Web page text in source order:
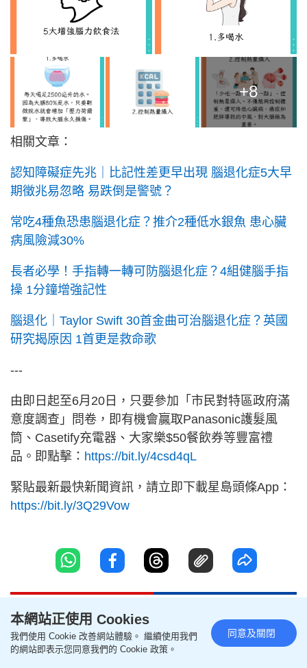
+8
相關文章：
認知障礙症先兆｜比記性差更早出現 腦退化症5大早
期徵兆易忽略 易跌倒是警號？
常吃4種魚恐患腦退化症？推介2種低水銀魚 患心臟
病風險減30%
長者必學！手指轉一轉可防腦退化症？4組健腦手指
操 1分鐘增強記性
腦退化｜Taylor Swift 30首金曲可治腦退化症？英國
研究揭原因 1首更是救命歌
---
由即日起至6月20日，只要參加「市民對特區政府滿
意度調查」問卷，即有機會贏取Panasonic護髮風
筒、Casetify充電器、大家樂$50餐飲券等豐富禮
品。即點擊： https://bit.ly/4csd4qL
緊貼最新最快新聞資訊，請立即下載星島頭條App：
https://bit.ly/3Q29Vow
聯絡我們
關於我們
版權及免責聲明
幫助及反饋
本網站正使用 Cookies
我們使用 Cookie 改善網站體驗。 繼續使用我們
的網站即表示您同意我們的 Cookie 政策。
同意及關閉